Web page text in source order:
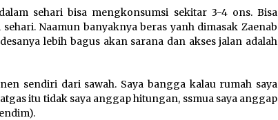
Di Forum Internasional Majelis
Persaudaraan Manusia,
Megawati Soekarnoputri
Perempuan Bukan Dominasi,
Tapi Merawat Dan Merangkul
sehari bisa mengkonsumsi sekitar 3-4 ons. Bisa
Naamun banyaknya beras yanh dimasak Zaenab
lebih bagus akan sarana dan akses jalan adalah
sendiri dari sawah. Saya bangga kalau rumah saya
itu tidak saya anggap hitungan, ssmua saya anggap